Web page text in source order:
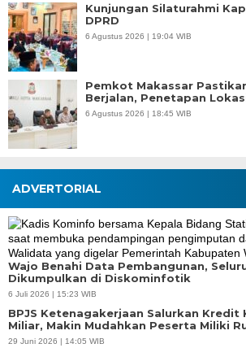
Kunjungan Silaturahmi
DPRD
6 Agustus 2026 | 19:04 WIB
Pemkot Makassar
Berjalan, Penetapan
6 Agustus 2026 | 18:45 WIB
ADVERTORIAL
Wajo Benahi Data Pembangunan,
Dikumpulkan di Diskominfotik
6 Juli 2026 | 15:23 WIB
BPJS Ketenagakerjaan Salurkan Kredit
Miliar, Makin Mudahkan Peserta Miliki
29 Juni 2026 | 14:05 WIB